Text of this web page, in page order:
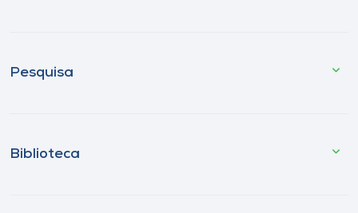
Pesquisa
Biblioteca